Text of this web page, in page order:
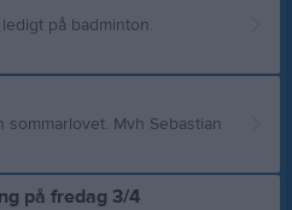
på badminton.
Mvh Sebastian
på fredag 3/4